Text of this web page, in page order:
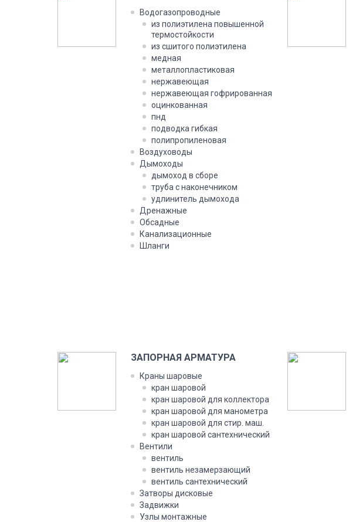
Водогазопроводные
из полиэтилена повышенной
термостойкости
из сшитого полиэтилена
медная
металлопластиковая
нержавеющая
нержавеющая гофрированная
оцинкованная
пнд
подводка гибкая
полипропиленовая
Воздуховоды
Дымоходы
дымоход в сборе
труба с наконечником
удлинитель дымохода
Дренажные
Обсадные
Канализационные
Шланги
ЗАПОРНАЯ АРМАТУРА
Краны шаровые
кран шаровой
кран шаровой для коллектора
кран шаровой для манометра
кран шаровой для стир. маш.
кран шаровой сантехнический
Вентили
вентиль
вентиль незамерзающий
вентиль сантехнический
Затворы дисковые
Задвижки
Узлы монтажные